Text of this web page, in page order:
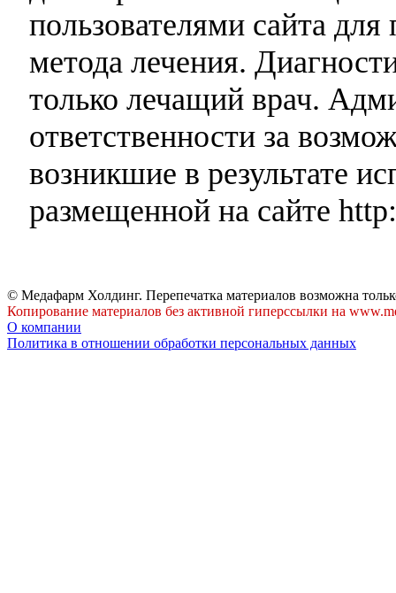
пользователями сайта
метода лечения.
только лечащий врач.
ответственности за
возникшие в результате
размещенной на сайте
© Медафарм Холдинг. Перепечатка материалов возможна
Копирование материалов без активной гиперссылки на
О компании
Политика в отношении обработки персональных данных